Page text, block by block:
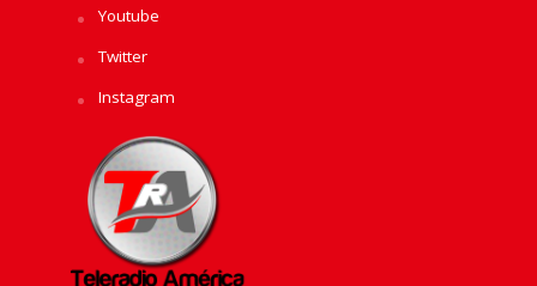
Youtube
Twitter
Instagram